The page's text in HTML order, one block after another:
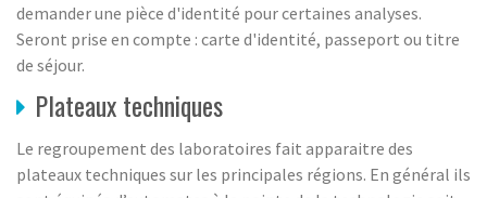
demander une pièce d'identité pour certaines analyses.
Seront prise en compte : carte d'identité, passeport ou titre
de séjour.
Plateaux techniques
Le regroupement des laboratoires fait apparaitre des
plateaux techniques sur les principales régions. En général ils